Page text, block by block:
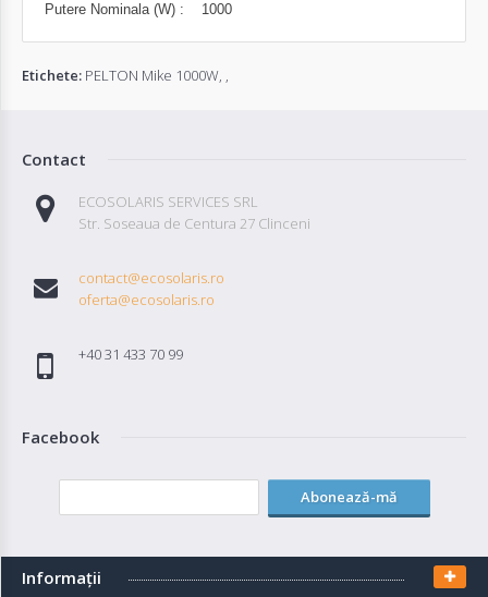
Putere Nominala (W) : 1000
Etichete: PELTON Mike 1000W
Contact
ECOSOLARIS SERVICES SRL
Str. Soseaua de Centura 27 Clinceni
contact@ecosolaris.ro
oferta@ecosolaris.ro
+40 31 433 70 99
Facebook
Abonează-mă
Informaţii